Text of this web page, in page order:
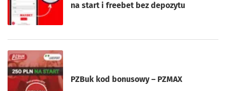
na start i freebet bez depozytu
PZBuk kod bonusowy – PZMAX